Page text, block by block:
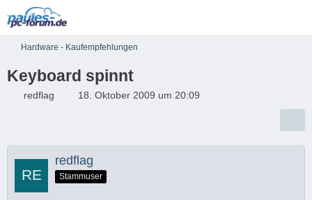
Hardware - Kaufempfehlungen
Keyboard spinnt
redflag 18. Oktober 2009 um 20:09
redflag
Stammuser